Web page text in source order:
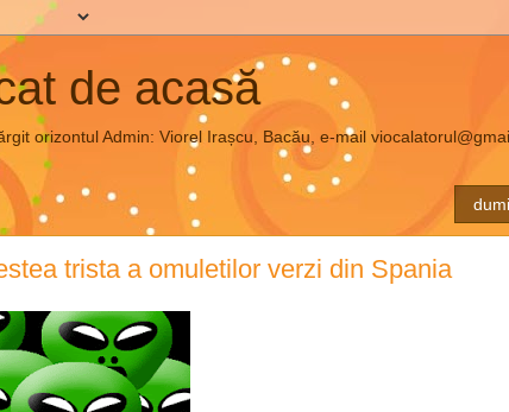
de acasă
orizontul Admin: Viorel Irașcu, Bacău, e-mail
trista a omuletilor verzi din Spania